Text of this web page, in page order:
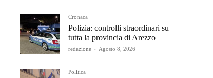
Cronaca
Polizia: controlli straordinari su
tutta la provincia di Arezzo
redazione - Agosto 8, 2026
Politica